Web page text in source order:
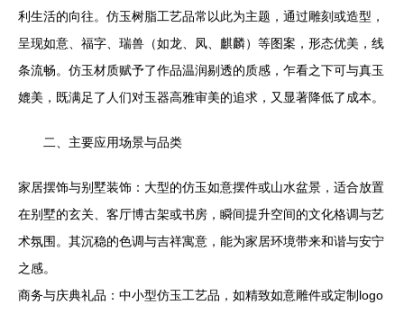
利生活的向往。仿玉树脂工艺品常以此为主题，通过雕刻或造型，
呈现如意、福字、瑞兽（如龙、凤、麒麟）等图案，形态优美，线
条流畅。仿玉材质赋予了作品温润剔透的质感，乍看之下可与真玉
媲美，既满足了人们对玉器高雅审美的追求，又显著降低了成本。
二、主要应用场景与品类
家居摆饰与别墅装饰：大型的仿玉如意摆件或山水盆景，适合放置
在别墅的玄关、客厅博古架或书房，瞬间提升空间的文化格调与艺
术氛围。其沉稳的色调与吉祥寓意，能为家居环境带来和谐与安宁
之感。
商务与庆典礼品：中小型仿玉工艺品，如精致如意雕件或定制logo